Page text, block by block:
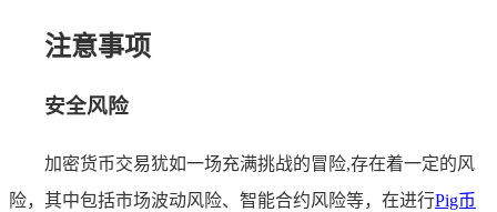
注意事项
安全风险
加密货币交易犹如一场充满挑战的冒险,存在着一定的风
险，其中包括市场波动风险、智能合约风险等，在进行Pig币